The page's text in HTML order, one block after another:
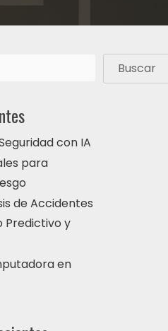
Buscar
con IA
para
de Accidentes
Predictivo y
en